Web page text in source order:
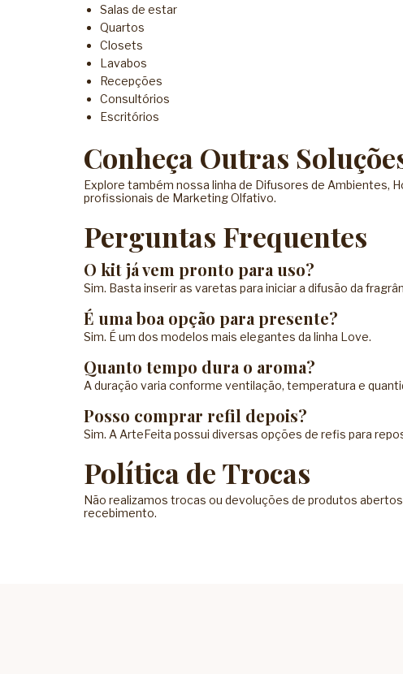
Salas de estar
Quartos
Closets
Lavabos
Recepções
Consultórios
Escritórios
Conheça Outras
Explore também nossa linha de Difusores de Ambientes,
profissionais de Marketing Olfativo.
Perguntas Frequentes
O kit já vem pronto para uso?
Sim. Basta inserir as varetas para iniciar a difusão da
É uma boa opção para presente?
Sim. É um dos modelos mais elegantes da linha Love.
Quanto tempo dura o aroma?
A duração varia conforme ventilação, temperatura e
Posso comprar refil depois?
Sim. A ArteFeita possui diversas opções de refis para
Política de Trocas
Não realizamos trocas ou devoluções de produtos
recebimento.